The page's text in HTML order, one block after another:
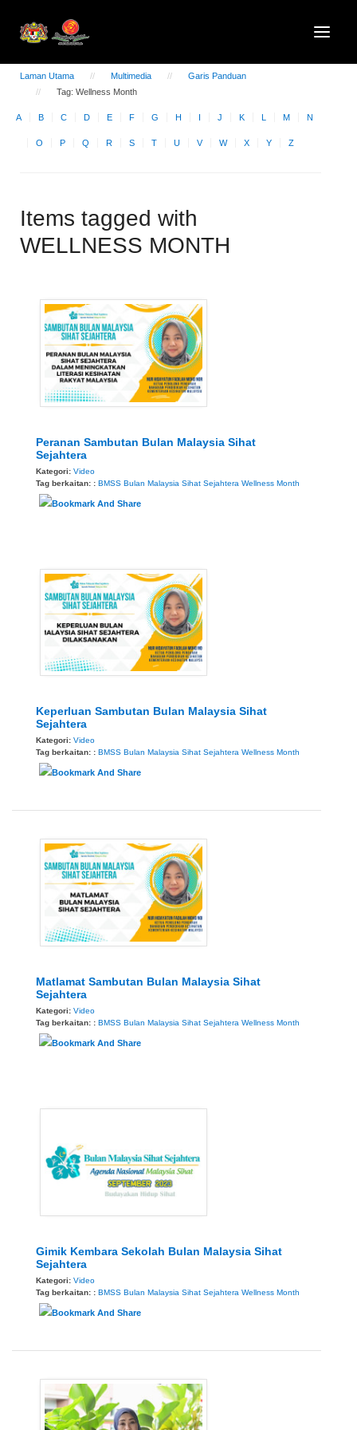
Laman Utama Multimedia
Garis Panduan
Tag: Wellness Month
A B C D E F G H I J K L M N
O P Q R S T U V W X Y Z
Items tagged with
WELLNESS MONTH
Peranan Sambutan Bulan Malaysia Sihat
Sejahtera
Kategori: Video
Tag berkaitan: : BMSS Bulan Malaysia Sihat Sejahtera Wellness Month
Keperluan Sambutan Bulan Malaysia Sihat
Sejahtera
Kategori: Video
Tag berkaitan: : BMSS Bulan Malaysia Sihat Sejahtera Wellness Month
Matlamat Sambutan Bulan Malaysia Sihat
Sejahtera
Kategori: Video
Tag berkaitan: : BMSS Bulan Malaysia Sihat Sejahtera Wellness Month
Gimik Kembara Sekolah Bulan Malaysia Sihat
Sejahtera
Kategori: Video
Tag berkaitan: : BMSS Bulan Malaysia Sihat Sejahtera Wellness Month